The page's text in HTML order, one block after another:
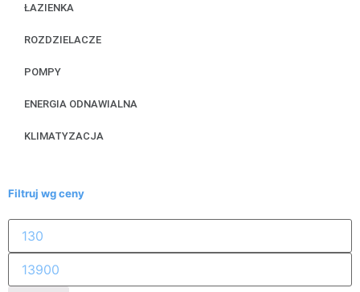
ŁAZIENKA
ROZDZIELACZE
POMPY
ENERGIA ODNAWIALNA
KLIMATYZACJA
Filtruj wg ceny